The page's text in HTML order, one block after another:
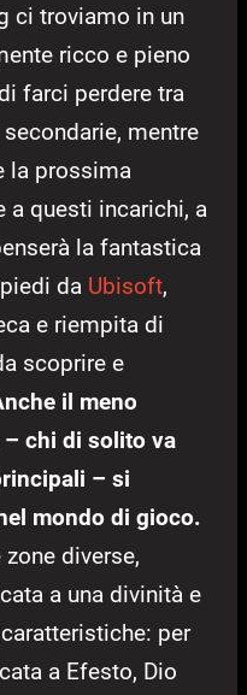
ci troviamo in un
ricco e pieno
farci perdere tra
mentre
la prossima
a questi incarichi, a
la fantastica
da Ubisoft,
e riempita di
scoprire e
il meno
– chi di solito va
– si
mondo di gioco.
diverse,
a una divinità e
per
a Efesto, Dio